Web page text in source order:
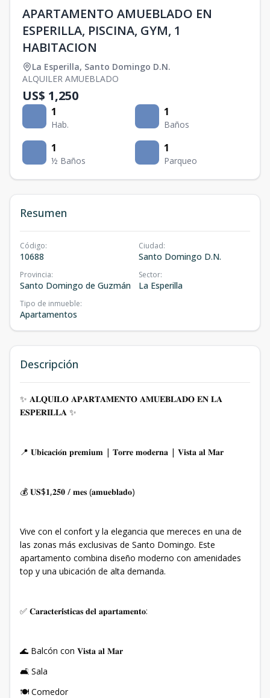
APARTAMENTO AMUEBLADO EN
ESPERILLA, PISCINA, GYM, 1
HABITACION
La Esperilla, Santo Domingo D.N.
ALQUILER AMUEBLADO
US$ 1,250
1
Hab.
1
Baños
1
½ Baños
1
Parqueo
Resumen
Código:
10688
Ciudad:
Santo Domingo D.N.
Provincia:
Santo Domingo de Guzmán
Sector:
La Esperilla
Tipo de inmueble:
Apartamentos
Descripción
✨ 𝐀𝐋𝐐𝐔𝐈𝐋𝐎 𝐀𝐏𝐀𝐑𝐓𝐀𝐌𝐄𝐍𝐓𝐎 𝐀𝐌𝐔𝐄𝐁𝐋𝐀𝐃𝐎 𝐄𝐍 𝐋𝐀
𝐄𝐒𝐏𝐄𝐑𝐈𝐋𝐋𝐀 ✨
📍 𝐔𝐛𝐢𝐜𝐚𝐜𝐢𝐨́𝐧 𝐩𝐫𝐞𝐦𝐢𝐮𝐦 | 𝐓𝐨𝐫𝐫𝐞 𝐦𝐨𝐝𝐞𝐫𝐧𝐚 | 𝐕𝐢𝐬𝐭𝐚 𝐚𝐥 𝐌𝐚𝐫
💰 𝐔𝐒$𝟏,𝟐𝟓𝟎 / 𝐦𝐞𝐬 (𝐚𝐦𝐮𝐞𝐛𝐥𝐚𝐝𝐨)
Vive con el confort y la elegancia que mereces en una de
las zonas más exclusivas de Santo Domingo. Este
apartamento combina diseño moderno con amenidades
top y una ubicación de alta demanda.
✅ 𝐂𝐚𝐫𝐚𝐜𝐭𝐞𝐫𝐢́𝐬𝐭𝐢𝐜𝐚𝐬 𝐝𝐞𝐥 𝐚𝐩𝐚𝐫𝐭𝐚𝐦𝐞𝐧𝐭𝐨:
🌊 Balcón con 𝐕𝐢𝐬𝐭𝐚 𝐚𝐥 𝐌𝐚𝐫
🛋️ Sala
🍽️ Comedor